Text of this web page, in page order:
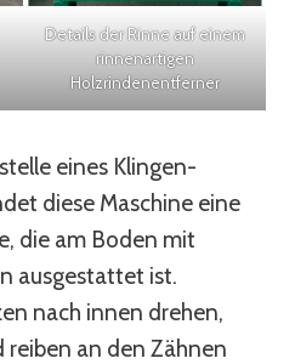
Details der Rinne auf einem
rinnenartigen
Holzrindenentferner
eines Klingen-
diese Maschine eine
die am Boden mit
ausgestattet ist.
nach innen drehen,
an den Zähnen